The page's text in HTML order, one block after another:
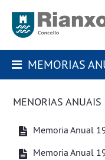
MEMORIAS
MENORIAS ANUAIS
Memoria Anual
Memoria Anual